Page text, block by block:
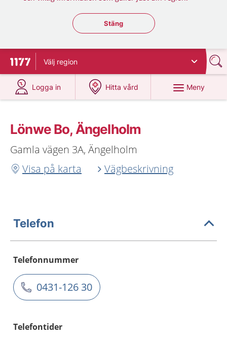
Stäng regionsväljaren
Stäng
Till startsidan för 1177
Välj region
Logga in
på 1177.se
Hitta vård
på 1177.se
Meny
Lönwe Bo, Ängelholm
Gamla vägen 3A, Ängelholm
Visa på karta
Vägbeskrivning
Telefon
Telefonnummer
0431-126 30
Telefontider